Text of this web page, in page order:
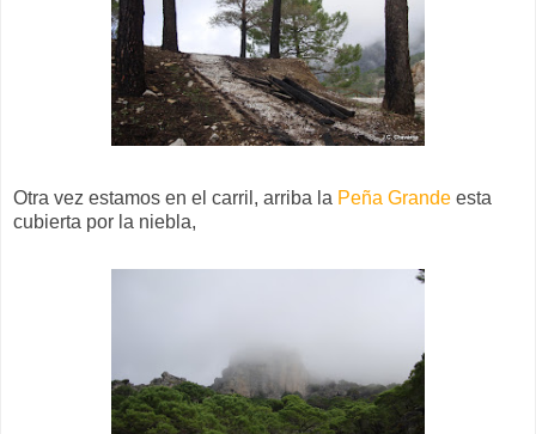
Otra vez estamos en el carril, arriba la Peña Grande esta
cubierta por la niebla,